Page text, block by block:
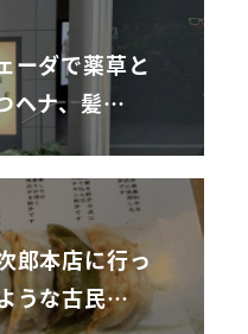
ーダで薬草と
ヘナ、髪…
郎本店に行っ
うな古民…